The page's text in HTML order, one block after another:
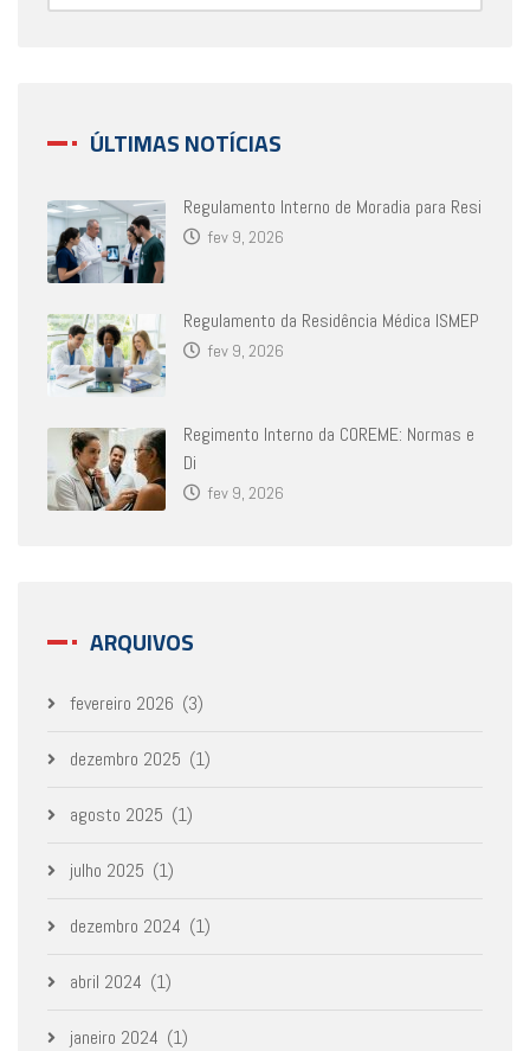
ÚLTIMAS NOTÍCIAS
Regulamento Interno de Moradia para Resi
fev 9, 2026
Regulamento da Residência Médica ISMEP
fev 9, 2026
Regimento Interno da COREME: Normas e
Di
fev 9, 2026
ARQUIVOS
fevereiro 2026 (3)
dezembro 2025 (1)
agosto 2025 (1)
julho 2025 (1)
dezembro 2024 (1)
abril 2024 (1)
janeiro 2024 (1)